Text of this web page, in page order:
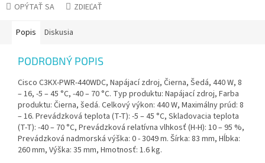
OPÝTAŤ SA ZDIEĽAŤ
Popis Diskusia
PODROBNÝ POPIS
Cisco C3KX-PWR-440WDC, Napájací zdroj, Čierna, Šedá, 440 W, 8
– 16, -5 – 45 °C, -40 – 70 °C. Typ produktu: Napájací zdroj, Farba
produktu: Čierna, šedá. Celkový výkon: 440 W, Maximálny prúd: 8
– 16. Prevádzková teplota (T-T): -5 – 45 °C, Skladovacia teplota
(T-T): -40 – 70 °C, Prevádzková relatívna vlhkosť (H-H): 10 – 95 %,
Prevádzková nadmorská výška: 0 - 3049 m. Šírka: 83 mm, Hĺbka:
260 mm, Výška: 35 mm, Hmotnosť: 1.6 kg.